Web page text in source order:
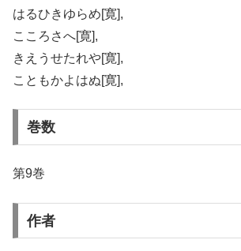
はるひきゆらめ[寛],
こころさへ[寛],
きえうせたれや[寛],
こともかよはぬ[寛],
巻数
第9巻
作者